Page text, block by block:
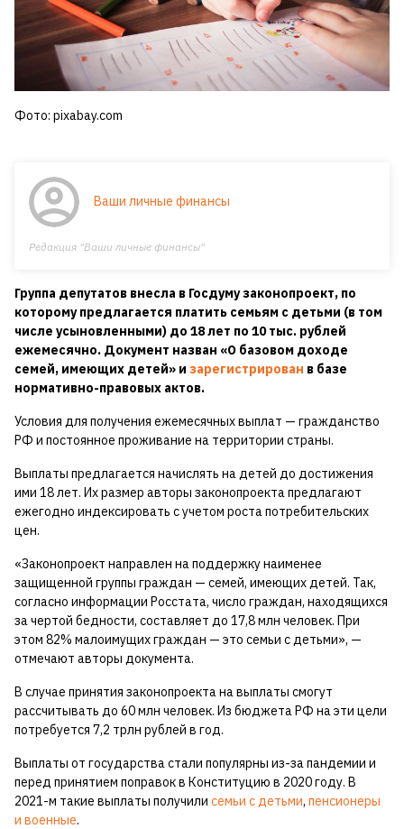
Фото: pixabay.com
Ваши личные финансы
Редакция "Ваши личные финансы"
Группа депутатов внесла в Госдуму законопроект, по
которому предлагается платить семьям с детьми (в том
числе усыновленными) до 18 лет по 10 тыс. рублей
ежемесячно. Документ назван «О базовом доходе
семей, имеющих детей» и зарегистрирован в базе
нормативно-правовых актов.
Условия для получения ежемесячных выплат — гражданство
РФ и постоянное проживание на территории страны.
Выплаты предлагается начислять на детей до достижения
ими 18 лет. Их размер авторы законопроекта предлагают
ежегодно индексировать с учетом роста потребительских
цен.
«Законопроект направлен на поддержку наименее
защищенной группы граждан — семей, имеющих детей. Так,
согласно информации Росстата, число граждан, находящихся
за чертой бедности, составляет до 17,8 млн человек. При
этом 82% малоимущих граждан — это семьи с детьми», —
отмечают авторы документа.
В случае принятия законопроекта на выплаты смогут
рассчитывать до 60 млн человек. Из бюджета РФ на эти цели
потребуется 7,2 трлн рублей в год.
Выплаты от государства стали популярны из-за пандемии и
перед принятием поправок в Конституцию в 2020 году. В
2021-м такие выплаты получили семьи с детьми, пенсионеры
и военные.